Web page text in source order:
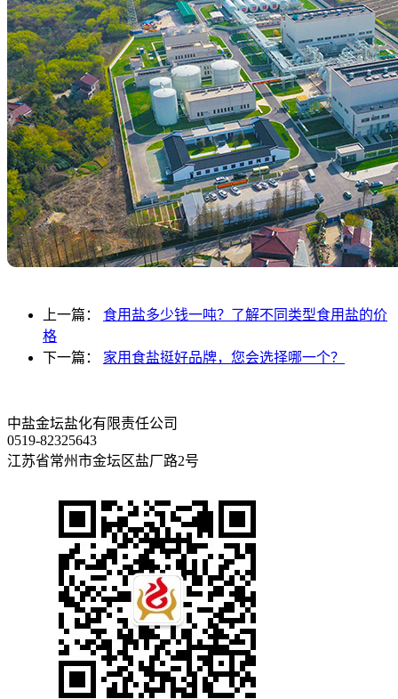
上一篇： 食用盐多少钱一吨？了解不同类型食用盐的价
格
下一篇： 家用食盐挺好品牌，您会选择哪一个？
中盐金坛盐化有限责任公司
0519-82325643
江苏省常州市金坛区盐厂路2号